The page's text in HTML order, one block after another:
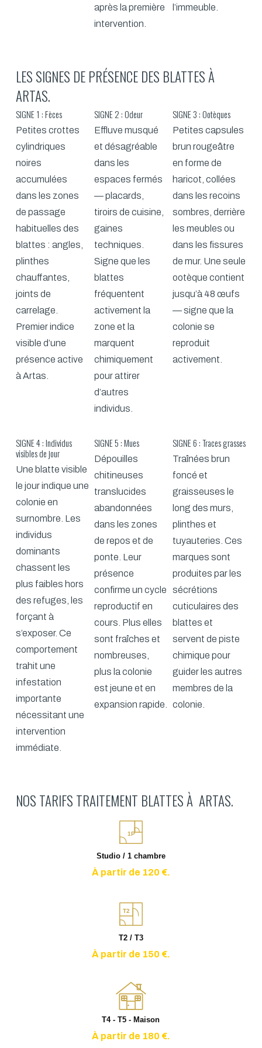
après la première
intervention.
l’immeuble.
LES SIGNES DE PRÉSENCE DES BLATTES À
ARTAS.
SIGNE 1 : Fèces
Petites crottes
cylindriques
noires
accumulées
dans les zones
de passage
habituelles des
blattes : angles,
plinthes
chauffantes,
joints de
carrelage.
Premier indice
visible d’une
présence active
à Artas.
SIGNE 2 : Odeur
Effluve musqué
et désagréable
dans les
espaces fermés
— placards,
tiroirs de cuisine,
gaines
techniques.
Signe que les
blattes
fréquentent
activement la
zone et la
marquent
chimiquement
pour attirer
d’autres
individus.
SIGNE 3 : Ootèques
Petites capsules
brun rougeâtre
en forme de
haricot, collées
dans les recoins
sombres, derrière
les meubles ou
dans les fissures
de mur. Une seule
ootèque contient
jusqu’à 48 œufs
— signe que la
colonie se
reproduit
activement.
SIGNE 4 : Individus
visibles de jour
Une blatte visible
le jour indique une
colonie en
surnombre. Les
individus
dominants
chassent les
plus faibles hors
des refuges, les
forçant à
s’exposer. Ce
comportement
trahit une
infestation
importante
nécessitant une
intervention
immédiate.
SIGNE 5 : Mues
Dépouilles
chitineuses
translucides
abandonnées
dans les zones
de repos et de
ponte. Leur
présence
confirme un cycle
reproductif en
cours. Plus elles
sont fraîches et
nombreuses,
plus la colonie
est jeune et en
expansion rapide.
SIGNE 6 : Traces grasses
Traînées brun
foncé et
graisseuses le
long des murs,
plinthes et
tuyauteries. Ces
marques sont
produites par les
sécrétions
cuticulaires des
blattes et
servent de piste
chimique pour
guider les autres
membres de la
colonie.
NOS TARIFS TRAITEMENT BLATTES À ARTAS.
1P
Studio / 1 chambre
À partir de 120 €.
T2
T2 / T3
À partir de 150 €.
T4 - T5 - Maison
À partir de 180 €.